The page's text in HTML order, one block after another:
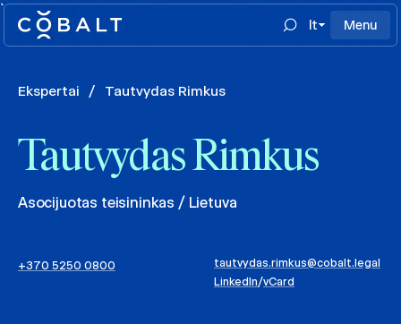
`
lt
Menu
Ekspertai / Tautvydas Rimkus
Tautvydas Rimkus
Asocijuotas teisininkas / Lietuva
+370 5250 0800
tautvydas.rimkus@cobalt.legal
LinkedIn/vCard